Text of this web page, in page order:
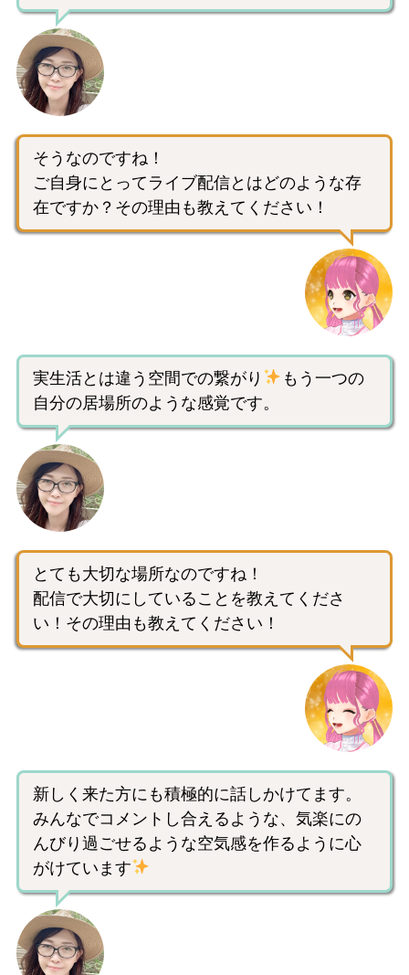
そうなのですね！
ご自身にとってライブ配信とはどのような存
在ですか？その理由も教えてください！
実生活とは違う空間での繋がり
もう一つの
自分の居場所のような感覚です。
とても大切な場所なのですね！
配信で大切にしていることを教えてくださ
い！その理由も教えてください！
新しく来た方にも積極的に話しかけてます。
みんなでコメントし合えるような、気楽にの
んびり過ごせるような空気感を作るように心
がけています